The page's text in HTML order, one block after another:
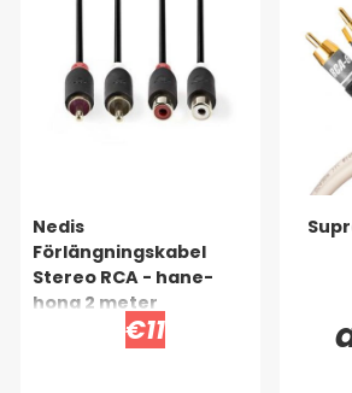
Nedis
Förlängningskabel
Stereo RCA - hane-
hona 2 meter
€11